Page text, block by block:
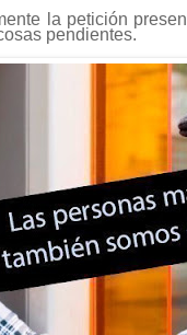
la petición
pendientes.